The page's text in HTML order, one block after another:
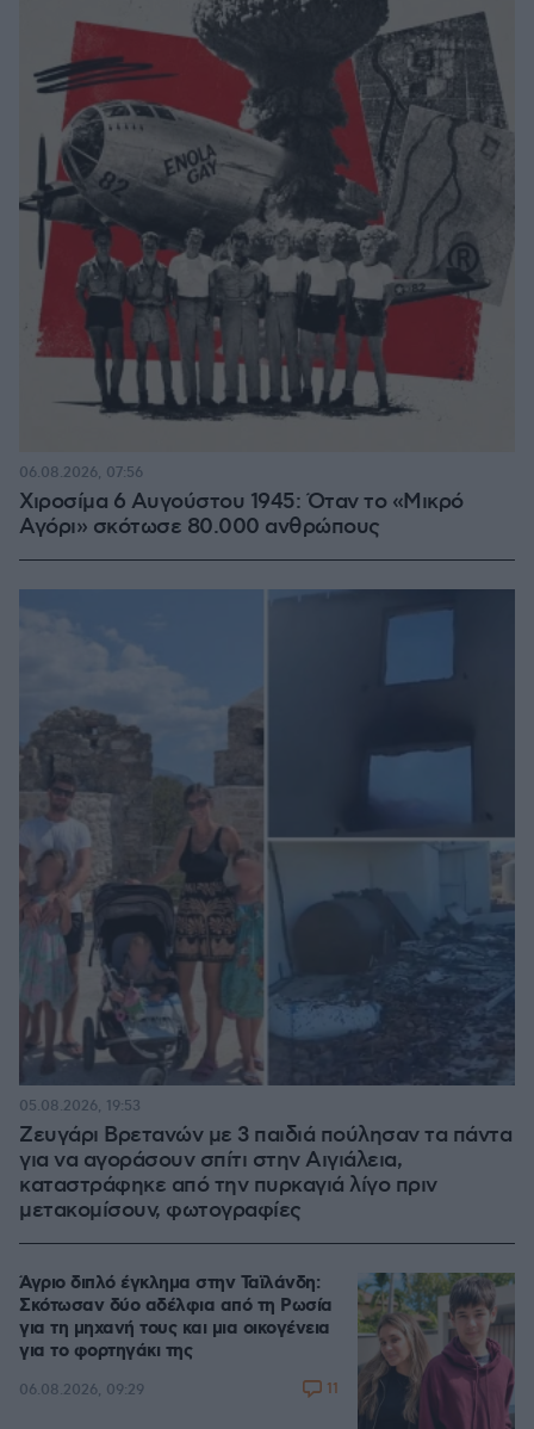
Χιροσίμα 6 Αυγούστου 1945: Όταν το «Μικρό
Αγόρι» σκότωσε 80.000 ανθρώπους
06.08.2026, 07:56
Ζευγάρι Βρετανών με 3 παιδιά πούλησαν τα πάντα
για να αγοράσουν σπίτι στην Αιγιάλεια,
καταστράφηκε από την πυρκαγιά λίγο πριν
μετακομίσουν, φωτογραφίες
05.08.2026, 19:53
Άγριο διπλό έγκλημα στην Ταϊλάνδη:
Σκότωσαν δύο αδέλφια από τη Ρωσία
για τη μηχανή τους και μια οικογένεια
για το φορτηγάκι της
06.08.2026, 09:29 11